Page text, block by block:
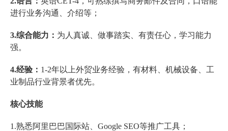
进行业务沟通、介绍等；
3.综合能力： 为人真诚、做事踏实、有责任心，学习能力
强。
4.经验： 1-2年以上外贸业务经验，有材料、机械设备、工
业制品行业背景者优先。
核心技能
1.熟悉阿里巴巴国际站、Google SEO等推广工具；